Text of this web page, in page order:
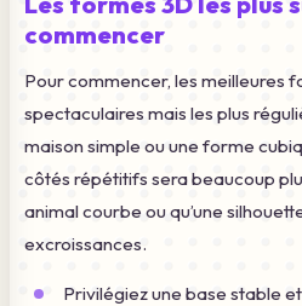
commencer
Pour commencer, les meilleures
spectaculaires mais les plus
maison simple ou une forme
côtés répétitifs sera beaucoup
animal courbe ou qu’une
excroissances.
Privilégiez une base stable